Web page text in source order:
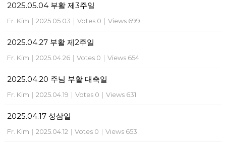
2025.05.04 부활 제3주일
Fr. Kim | 2025.05.03 | Votes 0 | Views 699
2025.04.27 부활 제2주일
Fr. Kim | 2025.04.26 | Votes 0 | Views 654
2025.04.20 주님 부활 대축일
Fr. Kim | 2025.04.19 | Votes 0 | Views 631
2025.04.17 성삼일
Fr. Kim | 2025.04.12 | Votes 0 | Views 653